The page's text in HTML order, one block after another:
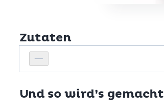
Zutaten
Personenanzahl verringern
Personenanzahl
Und so wird’s gemacht